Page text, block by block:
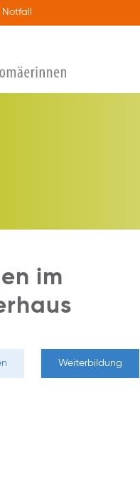
Notfall
im
Weiterbildung